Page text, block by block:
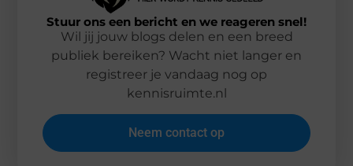
Stuur ons een bericht en we reageren snel!
Wil jij jouw blogs delen en een breed
publiek bereiken? Wacht niet langer en
registreer je vandaag nog op
kennisruimte.nl
Neem contact op